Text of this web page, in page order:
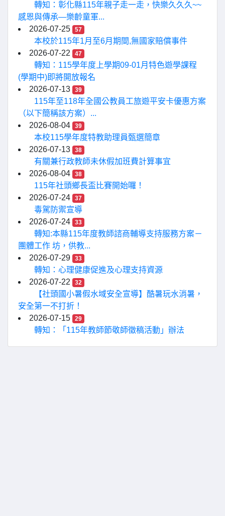
轉知：彰化縣115年親子走一走，快樂久久久~~
感恩與傳承—樂齡童軍...
2026-07-25
57
本校於115年1月至6月期間,無國家賠償事件
2026-07-22
47
轉知：115學年度上學期09-01月特色遊學課程
(學期中)即將開放報名
2026-07-13
39
115年至118年全國公教員工旅遊平安卡優惠方案
（以下簡稱該方案）...
2026-08-04
39
本校115學年度特教助理員甄選簡章
2026-07-13
38
有關兼行政教師未休假加班費計算事宜
2026-08-04
38
115年社頭鄉長盃比賽開始囉！
2026-07-24
37
毒駕防禦宣導
2026-07-24
33
轉知:本縣115年度教師諮商輔導支持服務方案－
團體工作 坊，供教...
2026-07-29
33
轉知：心理健康促進及心理支持資源
2026-07-22
32
【社頭國小暑假水域安全宣導】酷暑玩水消暑，
安全第一不打折！
2026-07-15
29
轉知：「115年教師節敬師徵稿活動」辦法